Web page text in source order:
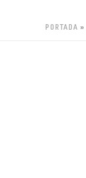
PORTADA »